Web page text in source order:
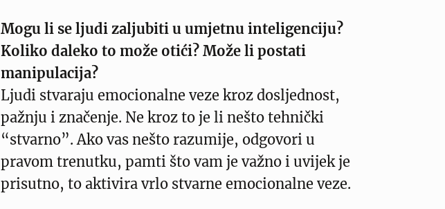
Mogu li se ljudi zaljubiti u umjetnu inteligenciju?
Koliko daleko to može otići? Može li postati
manipulacija?
Ljudi stvaraju emocionalne veze kroz dosljednost,
pažnju i značenje. Ne kroz to je li nešto tehnički
“stvarno”. Ako vas nešto razumije, odgovori u
pravom trenutku, pamti što vam je važno i uvijek je
prisutno, to aktivira vrlo stvarne emocionalne veze.